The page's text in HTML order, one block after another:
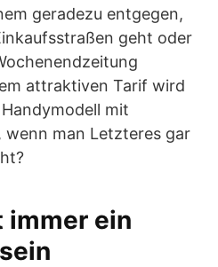
geradezu entgegen,
geht oder
attraktiven Tarif wird
mit
man Letzteres gar
immer ein